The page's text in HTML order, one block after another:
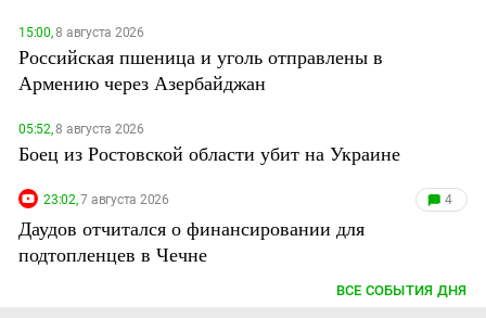
15:00,8 августа 2026
Российская пшеница и уголь отправлены в
Армению через Азербайджан
05:52,8 августа 2026
Боец из Ростовской области убит на Украине
23:02,7 августа 2026 4
Даудов отчитался о финансировании для
подтопленцев в Чечне
ВСЕ СОБЫТИЯ ДНЯ